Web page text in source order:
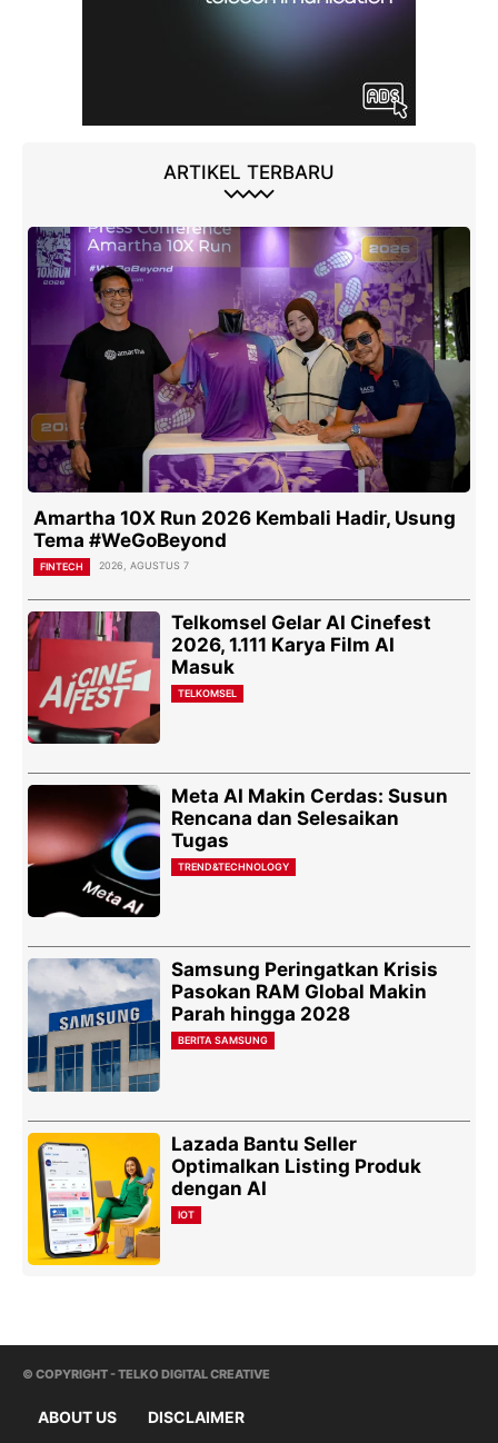
ARTIKEL TERBARU
Amartha 10X Run 2026 Kembali Hadir, Usung
Tema #WeGoBeyond
FINTECH 2026, AGUSTUS 7
Telkomsel Gelar AI Cinefest
2026, 1.111 Karya Film AI
Masuk
TELKOMSEL
Meta AI Makin Cerdas: Susun
Rencana dan Selesaikan
Tugas
TREND&TECHNOLOGY
Samsung Peringatkan Krisis
Pasokan RAM Global Makin
Parah hingga 2028
BERITA SAMSUNG
Lazada Bantu Seller
Optimalkan Listing Produk
dengan AI
IOT
© COPYRIGHT - TELKO DIGITAL CREATIVE
ABOUT US DISCLAIMER